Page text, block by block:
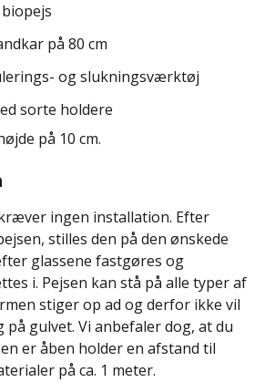
på 80 cm
og slukningsværktøj
sorte holdere
på 10 cm.
ingen installation. Efter
stilles den på den ønskede
glassene fastgøres og
i. Pejsen kan stå på alle typer af
stiger op ad og derfor ikke vil
på gulvet. Vi anbefaler dog, at du
er åben holder en afstand til
på ca. 1 meter.